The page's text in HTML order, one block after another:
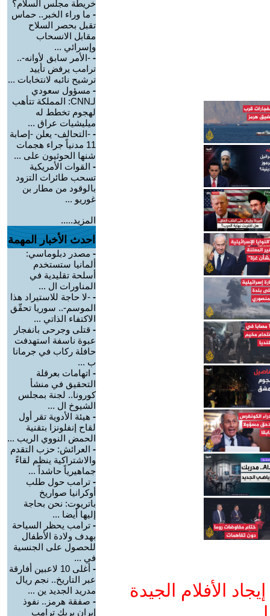
الأفلام الجيدة
خريطة مجلس السلام؟
- ما وراء الخبر.. حماس
تقبل بحصر السلاح
مقابل الانسحاب
وإسرائي ...
- -الأمر سابق لأوانه-..
ترامب يرفض تأييد
ترشيح نائبه لانتخابات ...
- مسؤول سعودي
لـCNN: المملكة تتأهب
لهجوم تخطط له
ميليشيات عراق ...
- -التحالف- يعلن -إصابة
11 مدنياً جراء هجمات
شنها الحوثيون على ...
- القوات الأمريكية
تسحب طائرات التزود
بالوقود من مطار بن
غوريو ...
المزيد.....
احدث الأخبار المهمة
- مصدر دبلوماسي:
ألمانيا ستستخدم
أسلحة تقليدية في
المناورات ال ...
- -لا حاجة للاستيراد هذا
الموسم-.. سوريا تحقّق
الاكتفاء الذاتي ...
- قتلى وجرحى بانفجار
عبوة ناسفة استهدفت
حافلة ركاب في جرمانا
ب ...
- اتهامات بعرقلة
التحقيق في منشأ
كورونا.. لجنة بمجلس
الشيوخ ال ...
- هيئة الأدوية تقر أول
لقاح إنفلونزا بتقنية
الحمض النووي الريب ...
- العرائش: حزب التقدم
والاشتراكية ينظم لقاءً
جماهيرياً حاشداً ...
- ترامب حول طلب
أوكرانيا صواريخ
باتريوت: نحن بحاجة
إليها أيضا ...
- ترامب يحظر السياحة
بهدف ولادة الأطفال
للحصول على الجنسية
في ...
-
أغلى 10 لاعبين أفارقة
عبر التاريخ.. نجم ريال
مدريد الجديد ين ...
- صفقة هرمز.. نفوذ
إيران يربك ترامب